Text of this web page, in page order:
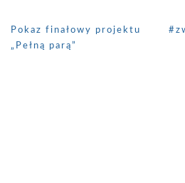
Pokaz finałowy projektu
„Pełną parą”